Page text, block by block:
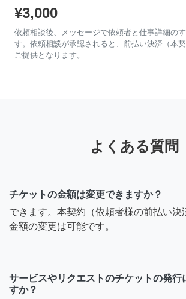
¥3,000
依頼相談後、メッセージで依頼者と仕事詳細の
す。依頼相談が承認されると、前払い決済（本
ご提供となります。
よくある質問
チケットの金額は変更できますか？
できます。本契約（依頼者様の前払い決
金額の変更は可能です。
サービスやリクエストのチケットの発行
すか？